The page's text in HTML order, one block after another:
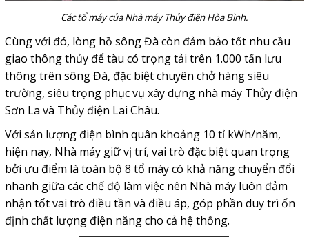
Các tổ máy của Nhà máy Thủy điện Hòa Bình.
Cùng với đó, lòng hồ sông Đà còn đảm bảo tốt nhu cầu
giao thông thủy để tàu có trọng tải trên 1.000 tấn lưu
thông trên sông Đà, đặc biệt chuyên chở hàng siêu
trường, siêu trọng phục vụ xây dựng nhà máy Thủy điện
Sơn La và Thủy điện Lai Châu.
Với sản lượng điện bình quân khoảng 10 tỉ kWh/năm,
hiện nay, Nhà máy giữ vị trí, vai trò đặc biệt quan trọng
bởi ưu điểm là toàn bộ 8 tổ máy có khả năng chuyển đổi
nhanh giữa các chế độ làm việc nên Nhà máy luôn đảm
nhận tốt vai trò điều tần và điều áp, góp phần duy trì ổn
định chất lượng điện năng cho cả hệ thống.